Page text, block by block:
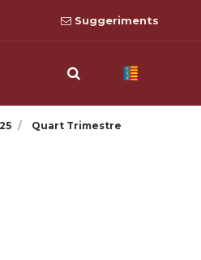
Suggeriments
Quart Trimestre